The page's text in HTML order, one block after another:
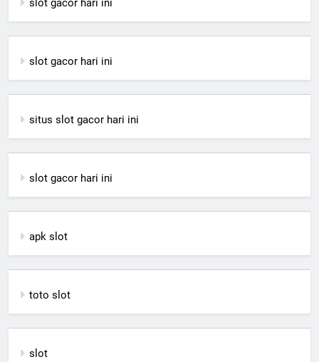
slot gacor hari ini
slot gacor hari ini
situs slot gacor hari ini
slot gacor hari ini
apk slot
toto slot
slot